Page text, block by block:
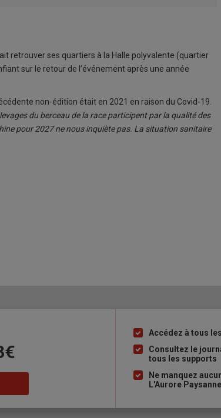
retrouver ses quartiers à la Halle polyvalente (quartier
sur le retour de l’événement après une année
non-édition était en 2021 en raison du Covid-19.
du berceau de la race participent par la qualité des
pour 2027 ne nous inquiète pas. La situation sanitaire
Liste
à
puce
Accédez à tous
Consultez le
tous les supports
Ne manquez
L'Aurore Paysanne